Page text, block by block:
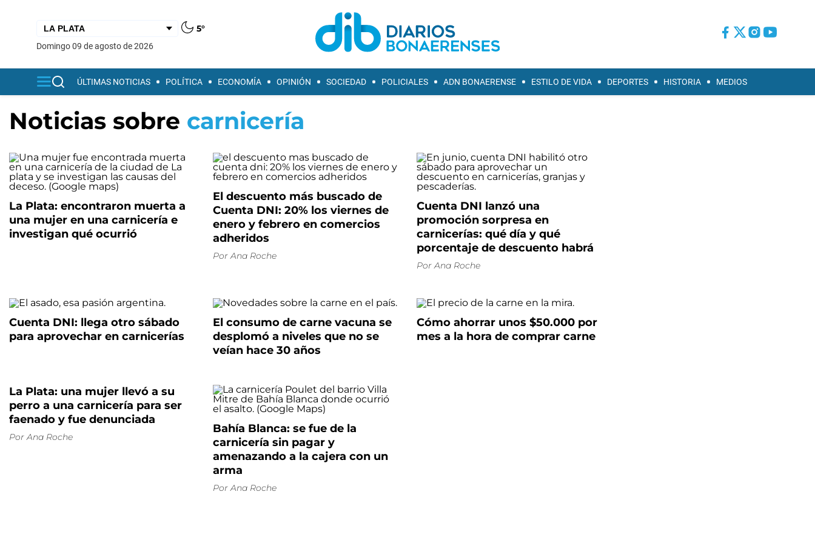
5°
domingo 09 de agosto de 2026
ÚLTIMAS NOTICIAS POLÍTICA ECONOMÍA OPINIÓN SOCIEDAD POLICIALES ADN BONAERENSE ESTILO DE VIDA DEPORTES HISTORIA MEDIOS
Noticias sobre carnicería
La Plata: encontraron muerta a
una mujer en una carnicería e
investigan qué ocurrió
El descuento más buscado de
Cuenta DNI: 20% los viernes de
enero y febrero en comercios
adheridos
Por Ana Roche
Cuenta DNI lanzó una
promoción sorpresa en
carnicerías: qué día y qué
porcentaje de descuento habrá
Por Ana Roche
Cuenta DNI: llega otro sábado
para aprovechar en carnicerías
El consumo de carne vacuna se
desplomó a niveles que no se
veían hace 30 años
Cómo ahorrar unos $50.000 por
mes a la hora de comprar carne
La Plata: una mujer llevó a su
perro a una carnicería para ser
faenado y fue denunciada
Por Ana Roche
Bahía Blanca: se fue de la
carnicería sin pagar y
amenazando a la cajera con un
arma
Por Ana Roche